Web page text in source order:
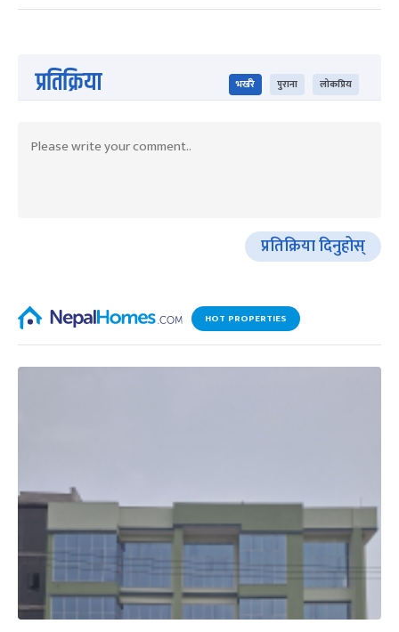
प्रतिक्रिया भर्खरै पुराना लोकप्रिय
प्रतिक्रिया दिनुहोस्
HOT PROPERTIES